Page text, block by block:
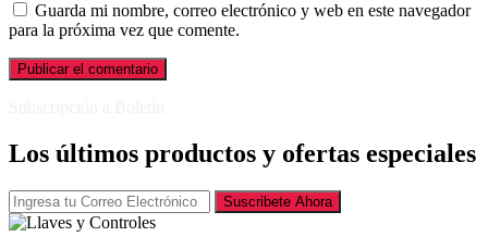
Guarda mi nombre, correo electrónico y web en este navegador
para la próxima vez que comente.
Los últimos productos y ofertas especiales
Suscribete Ahora